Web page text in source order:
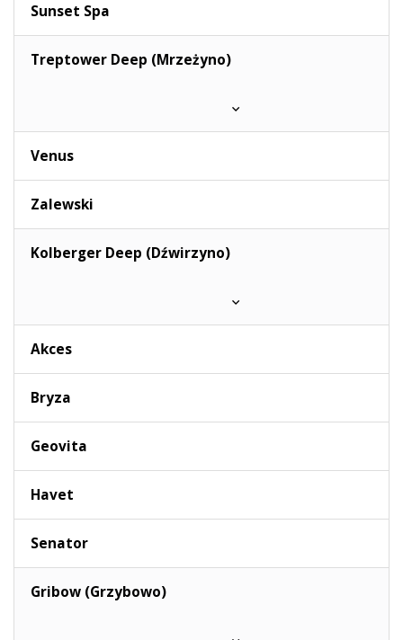
Sunset Spa
Treptower Deep (Mrzeżyno)
Venus
Zalewski
Kolberger Deep (Dźwirzyno)
Akces
Bryza
Geovita
Havet
Senator
Gribow (Grzybowo)